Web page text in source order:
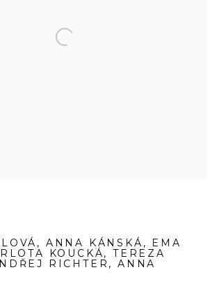
ANNA KÁNSKÁ, EMA
KOUCKÁ, TEREZA
RICHTER, ANNA